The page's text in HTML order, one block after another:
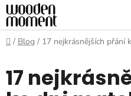
Přejít
na
obsah
Domů
/ Blog / 17 nejkrásnějších přání
17